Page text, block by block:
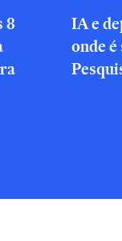
8
IA e
onde